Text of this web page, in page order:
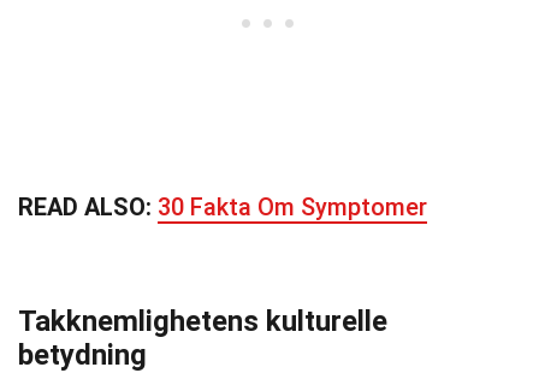
READ ALSO: 30 Fakta Om Symptomer
Takknemlighetens kulturelle
betydning